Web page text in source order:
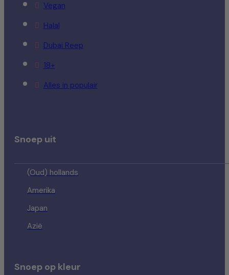
Vegan
Halal
Dubai Reep
18+
Alles in populair
Snoep uit
(Oud) hollands
Amerika
Japan
Azië
Snoep op kleur